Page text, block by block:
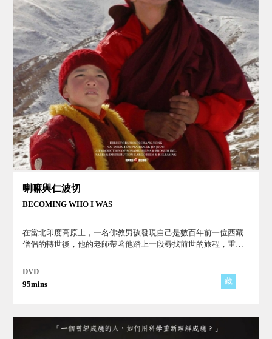
喇嘛與仁波切
BECOMING WHO I WAS
在當北印度高原上，一名佛教男孩發現自己是數百年前一位西藏
僧侶的轉世後，他的老師帶著他踏上一段尋找前世的旅程，重返
人故事。
DVD
95mins
藏